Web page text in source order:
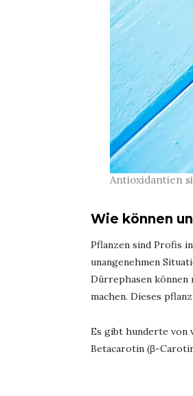
Antioxidantien
Wie können
Pflanzen sind Profis
unangenehmen
Dürrephasen können
machen. Dieses
Es gibt hunderte von
Betacarotin (β-